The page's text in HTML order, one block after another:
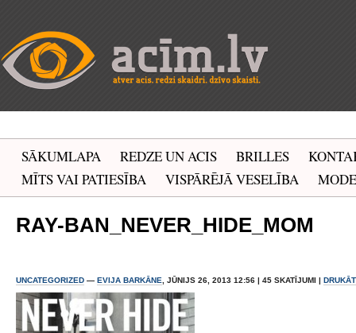
SĀKUMLAPA REDZE UN ACIS BRILLES
MĪTS VAI PATIESĪBA
VISPĀRĒJĀ VESELĪBA MODE
RAY-BAN_NEVER_HIDE_MOM
UNCATEGORIZED — EVIJA BARKĀNE , JŪNIJS 26, 2013 12:56 | 45 SKATĪJUMI |